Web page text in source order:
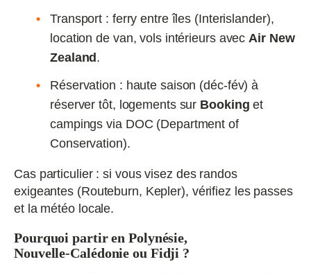
Transport : ferry entre îles (Interislander),
location de van, vols intérieurs avecAir New
Zealand .
Réservation : haute saison (déc‑fév) à
réserver tôt, logements sur Booking et
campings via DOC (Department of
Conservation).
Cas particulier : si vous visez des randos
exigeantes (Routeburn, Kepler), vérifiez les passes
et la météo locale.
Pourquoi partir en Polynésie,
Nouvelle‑Calédonie ou Fidji ?